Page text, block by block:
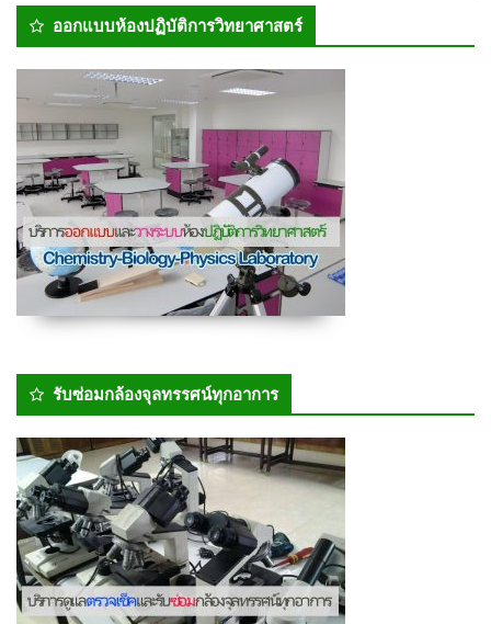
ออกแบบห้องปฏิบัติการวิทยาศาสตร์
รับซ่อมกล้องจุลทรรศน์ทุกอาการ